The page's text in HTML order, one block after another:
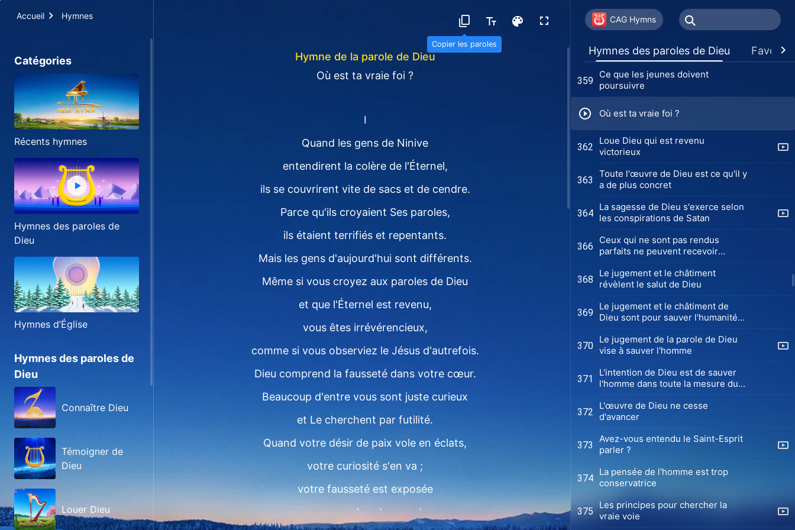
Accueil Hymnes
Copier les paroles
Catégories
Récents hymnes
Hymnes des paroles de
Dieu
Hymnes d’Église
Hymnes des paroles de
Dieu
Connaître Dieu
Témoigner de
Dieu
Louer Dieu
Hymne de la parole de Dieu
Où est ta vraie foi ?
Ⅰ
Quand les gens de Ninive
entendirent la colère de l'Éternel,
ils se couvrirent vite de sacs et de cendre.
Parce qu'ils croyaient Ses paroles,
ils étaient terrifiés et repentants.
Mais les gens d'aujourd'hui sont différents.
Même si vous croyez aux paroles de Dieu
et que l'Éternel est revenu,
vous êtes irrévérencieux,
comme si vous observiez le Jésus d'autrefois.
Dieu comprend la fausseté dans votre cœur.
Beaucoup d'entre vous sont juste curieux
et Le cherchent par futilité.
Quand votre désir de paix vole en éclats,
votre curiosité s'en va ;
votre fausseté est exposée
par vos paroles et vos actes.
CAG Hymns
Hymnes des paroles de Dieu Favoris
354
Le nom de Dieu sera glorifié parmi
les nations païennes (Chœur)
356 Dieu
359
Ce que les jeunes doivent
poursuivre
Où est ta vraie foi ?
362
Loue Dieu qui est revenu
victorieux
363
Toute l'œuvre de Dieu est ce qu'il y
a de plus concret
364
La sagesse de Dieu s'exerce selon
les conspirations de Satan
366
Ceux qui ne sont pas rendus
parfaits ne peuvent recevoir
368
Le jugement et le châtiment
révèlent le salut de Dieu
369
Le jugement et le châtiment de
Dieu sont pour sauver l'humanité
370
Le jugement de la parole de Dieu
vise à sauver l'homme
371
L'intention de Dieu est de sauver
l'homme dans toute la mesure du
372
L'œuvre de Dieu ne cesse
d'avancer
373
Avez-vous entendu le Saint-Esprit
parler ?
374
La pensée de l'homme est trop
conservatrice
375
Les principes pour chercher la
vraie voie